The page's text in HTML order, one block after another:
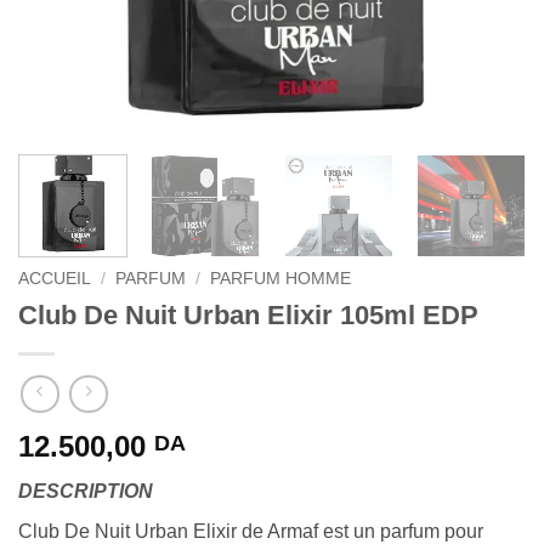
ACCUEIL / PARFUM / PARFUM HOMME
Club De Nuit Urban Elixir 105ml EDP
12.500,00 DA
DESCRIPTION
Club De Nuit Urban Elixir de Armaf est un parfum pour